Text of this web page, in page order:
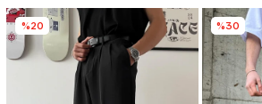
%20 %30